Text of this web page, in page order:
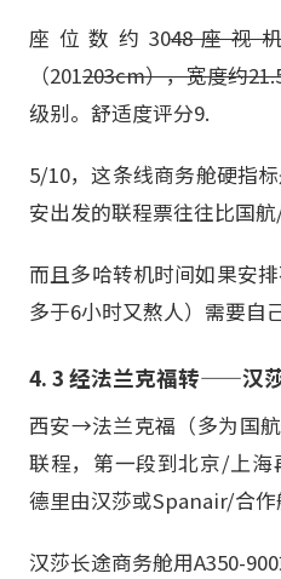
座位数约3048座视
（201203cm），宽度约
级别。舒适度评分9.
5/10，这条线商务舱硬指
安出发的联程票往往比国航
而且多哈转机时间如果安
多于6小时又熬人）需要自
4. 3 经法兰克福转——汉
西安→法兰克福（多为国
联程，第一段到北京/上
德里由汉莎或Spanair/合作
汉莎长途商务舱用A350-